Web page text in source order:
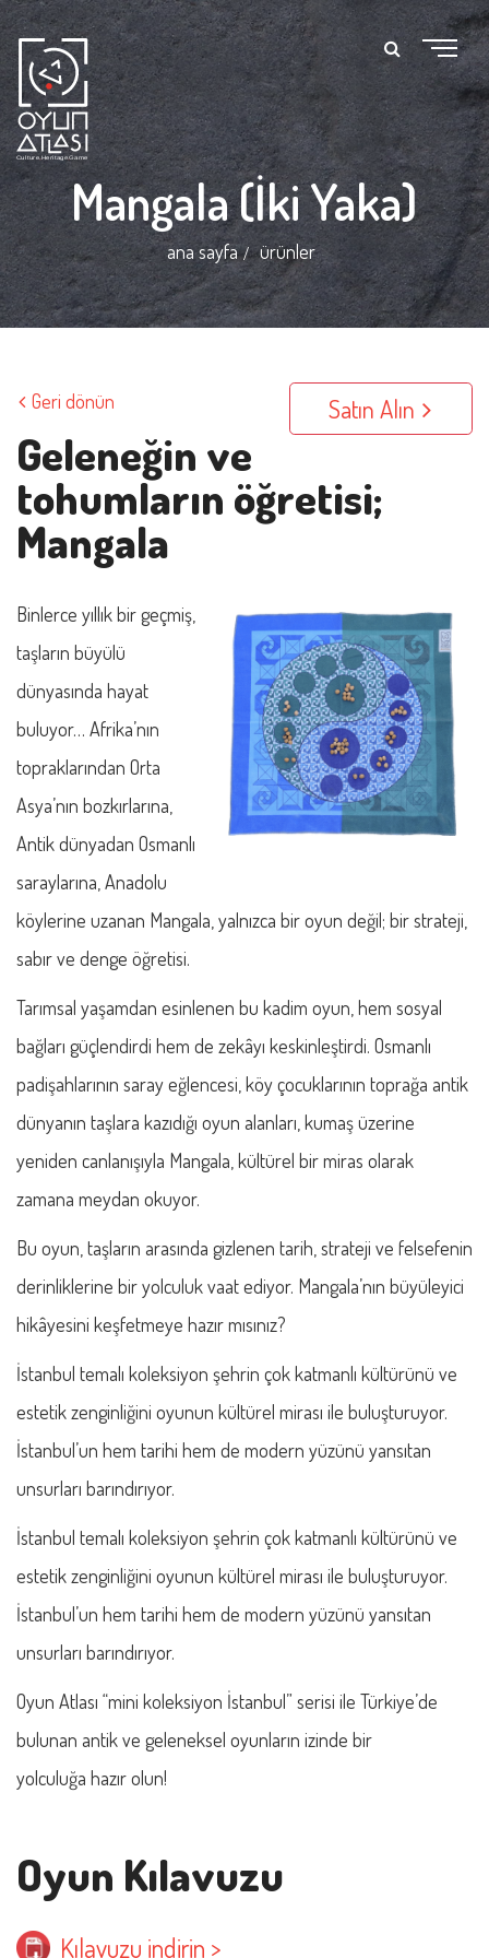
Mangala (İki Yaka)
ana sayfa ürünler
Geri dönün Satın Alın
Geleneğin ve
tohumların öğretisi;
Mangala
Binlerce yıllık bir geçmiş,
taşların büyülü
dünyasında hayat
buluyor… Afrika’nın
topraklarından Orta
Asya’nın bozkırlarına,
Antik dünyadan Osmanlı
saraylarına, Anadolu
köylerine uzanan Mangala, yalnızca bir oyun değil; bir strateji,
sabır ve denge öğretisi.
Tarımsal yaşamdan esinlenen bu kadim oyun, hem sosyal
bağları güçlendirdi hem de zekâyı keskinleştirdi. Osmanlı
padişahlarının saray eğlencesi, köy çocuklarının toprağa antik
dünyanın taşlara kazıdığı oyun alanları, kumaş üzerine
yeniden canlanışıyla Mangala, kültürel bir miras olarak
zamana meydan okuyor.
Bu oyun, taşların arasında gizlenen tarih, strateji ve felsefenin
derinliklerine bir yolculuk vaat ediyor. Mangala’nın büyüleyici
hikâyesini keşfetmeye hazır mısınız?
İstanbul temalı koleksiyon şehrin çok katmanlı kültürünü ve
estetik zenginliğini oyunun kültürel mirası ile buluşturuyor.
İstanbul’un hem tarihi hem de modern yüzünü yansıtan
unsurları barındırıyor.
İstanbul temalı koleksiyon şehrin çok katmanlı kültürünü ve
estetik zenginliğini oyunun kültürel mirası ile buluşturuyor.
İstanbul’un hem tarihi hem de modern yüzünü yansıtan
unsurları barındırıyor.
Oyun Atlası “mini koleksiyon İstanbul” serisi ile Türkiye’de
bulunan antik ve geleneksel oyunların izinde bir
yolculuğa hazır olun!
Oyun Kılavuzu
Kılavuzu indirin >